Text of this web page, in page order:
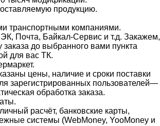
продукцию.
транспортными компаниями.
Почта, Байкал-Сервис и т.д. Закажем,
до выбранного вами пункта
для вас ТК.
цены, наличие и сроки поставки
зарегистрированных пользователей—
обработка заказа.
расчёт, банковские карты,
системы (WebMoney, YooMoney и